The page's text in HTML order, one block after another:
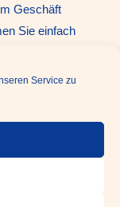
Service zu
Geschäft
Sie einfach